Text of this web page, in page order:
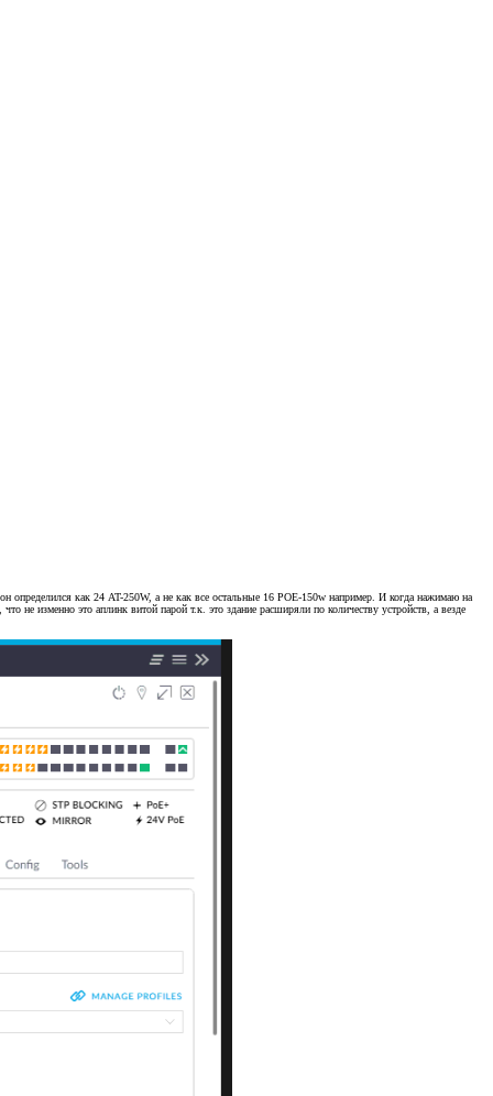
определился как 24 AT-250W, а не как все остальные 16 POE-150w например. И когда нажимаю на
не изменно это аплинк витой парой т.к. это здание расширяли по количеству устройств, а везде